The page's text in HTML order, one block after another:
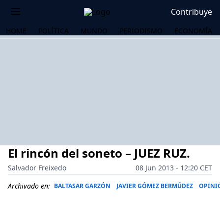
Contribuye
HOME POLÍTICA MUNDO PERIODISMO ECONOMÍA
El rincón del soneto – JUEZ RUZ.
Salvador Freixedo
08 Jun 2013 - 12:20 CET
Archivado en: BALTASAR GARZÓN JAVIER GÓMEZ BERMÚDEZ